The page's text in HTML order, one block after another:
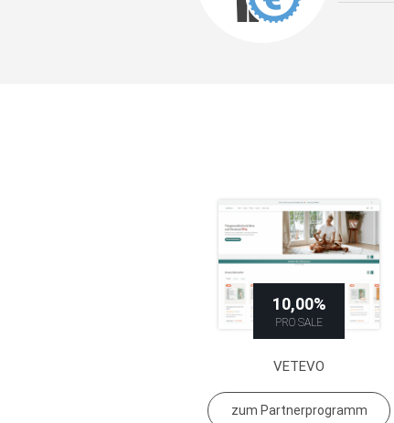
10,00%
PRO SALE
VETEVO
zum Partnerprogramm